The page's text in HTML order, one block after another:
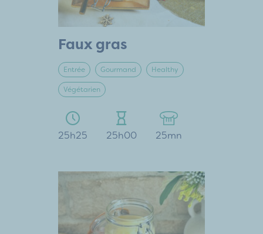
Faux gras
Entrée Gourmand Healthy
Végétarien
25h25 25h00 25mn